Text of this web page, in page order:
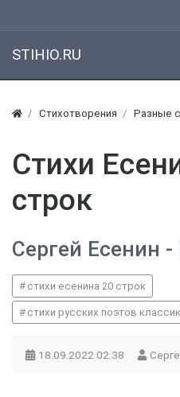
STIHIO.RU
Стихотворения Разные
Стихи
строк
Сергей Есенин
стихи есенина 20 строк
стихи русских поэтов
18.09.2022 02:38